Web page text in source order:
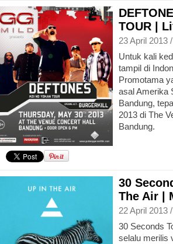
TOUR |
23 April 2013
Untuk kali
tampil di
Promotama
asal Amerika
Bandung,
2013 di The
Bandung.
30
The Air |
22 April 2013
30 Seconds
selalu merilis